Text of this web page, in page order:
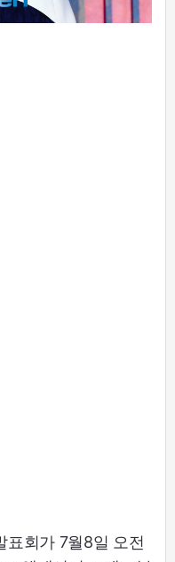
표회가 7월8일 오전